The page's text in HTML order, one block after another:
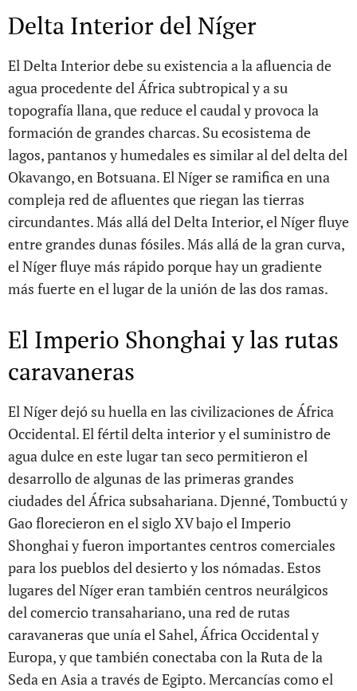
Delta Interior del Níger
El Delta Interior debe su existencia a la afluencia de
agua procedente del África subtropical y a su
topografía llana, que reduce el caudal y provoca la
formación de grandes charcas. Su ecosistema de
lagos, pantanos y humedales es similar al del delta del
Okavango, en Botsuana. El Níger se ramifica en una
compleja red de afluentes que riegan las tierras
circundantes. Más allá del Delta Interior, el Níger fluye
entre grandes dunas fósiles. Más allá de la gran curva,
el Níger fluye más rápido porque hay un gradiente
más fuerte en el lugar de la unión de las dos ramas.
El Imperio Shonghai y las rutas
caravaneras
El Níger dejó su huella en las civilizaciones de África
Occidental. El fértil delta interior y el suministro de
agua dulce en este lugar tan seco permitieron el
desarrollo de algunas de las primeras grandes
ciudades del África subsahariana. Djenné, Tombuctú y
Gao florecieron en el siglo XV bajo el Imperio
Shonghai y fueron importantes centros comerciales
para los pueblos del desierto y los nómadas. Estos
lugares del Níger eran también centros neurálgicos
del comercio transahariano, una red de rutas
caravaneras que unía el Sahel, África Occidental y
Europa, y que también conectaba con la Ruta de la
Seda en Asia a través de Egipto. Mercancías como el